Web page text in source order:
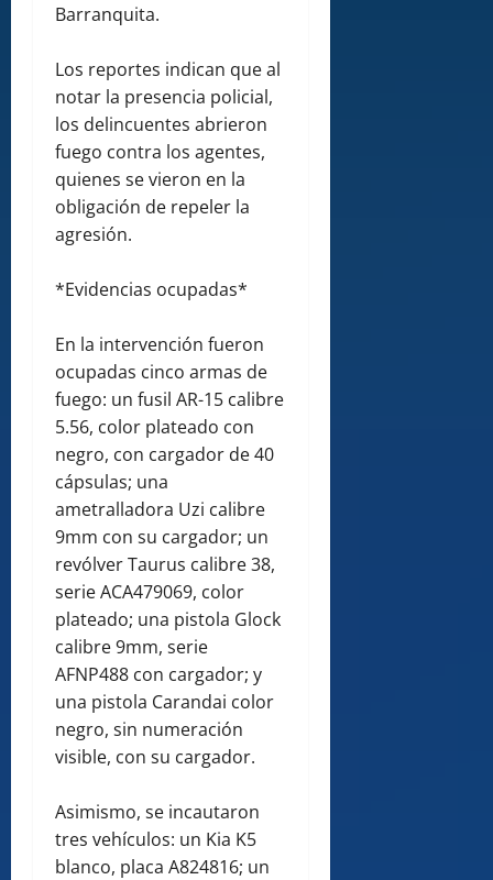
Barranquita.
Los reportes indican que al
notar la presencia policial,
los delincuentes abrieron
fuego contra los agentes,
quienes se vieron en la
obligación de repeler la
agresión.
*Evidencias ocupadas*
En la intervención fueron
ocupadas cinco armas de
fuego: un fusil AR-15 calibre
5.56, color plateado con
negro, con cargador de 40
cápsulas; una
ametralladora Uzi calibre
9mm con su cargador; un
revólver Taurus calibre 38,
serie ACA479069, color
plateado; una pistola Glock
calibre 9mm, serie
AFNP488 con cargador; y
una pistola Carandai color
negro, sin numeración
visible, con su cargador.
Asimismo, se incautaron
tres vehículos: un Kia K5
blanco, placa A824816; un